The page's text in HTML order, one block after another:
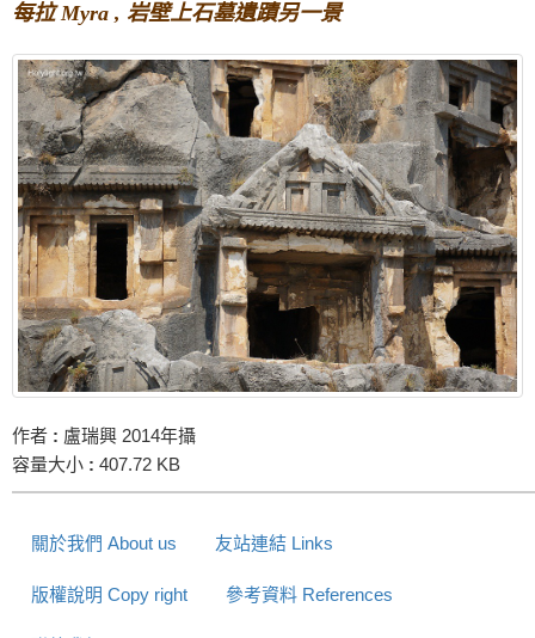
每拉 Myra , 岩壁上石墓遺蹟另一景
作者 : 盧瑞興 2014年攝
容量大小 : 407.72 KB
關於我們 About us 友站連結 Links
版權說明 Copy right 參考資料 References